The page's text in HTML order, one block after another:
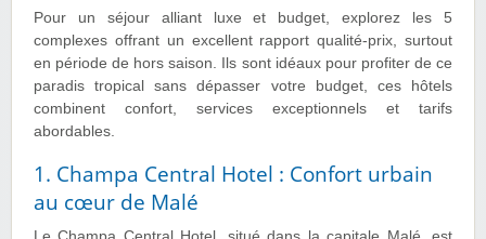
Pour un séjour alliant luxe et budget, explorez les 5
complexes offrant un excellent rapport qualité-prix, surtout
en période de hors saison. Ils sont idéaux pour profiter de ce
paradis tropical sans dépasser votre budget, ces hôtels
combinent confort, services exceptionnels et tarifs
abordables.
1. Champa Central Hotel : Confort urbain
au cœur de Malé